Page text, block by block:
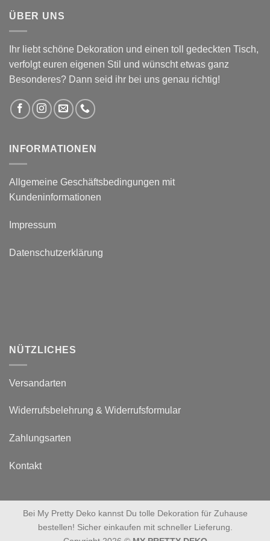
ÜBER UNS
Ihr liebt schöne Dekoration und einen toll gedeckten Tisch,
verfolgt euren eigenen Stil und wünscht etwas ganz
Besonderes? Dann seid ihr bei uns genau richtig!
INFORMATIONEN
Allgemeine Geschäftsbedingungen mit
Kundeninformationen
Impressum
Datenschutzerklärung
NÜTZLICHES
Versandarten
Widerrufsbelehrung & Widerrufsformular
Zahlungsarten
Kontakt
Bei My Pretty Deko kannst Du tolle Dekoration für Zuhause
bestellen! Sicher einkaufen mit schneller Lieferung.